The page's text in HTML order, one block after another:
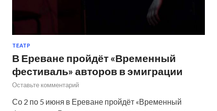
ТЕАТР
В Ереване пройдёт «Временный
фестиваль» авторов в эмиграции
Оставьте комментарий
Со 2 по 5 июня в Ереване пройдёт «Временный